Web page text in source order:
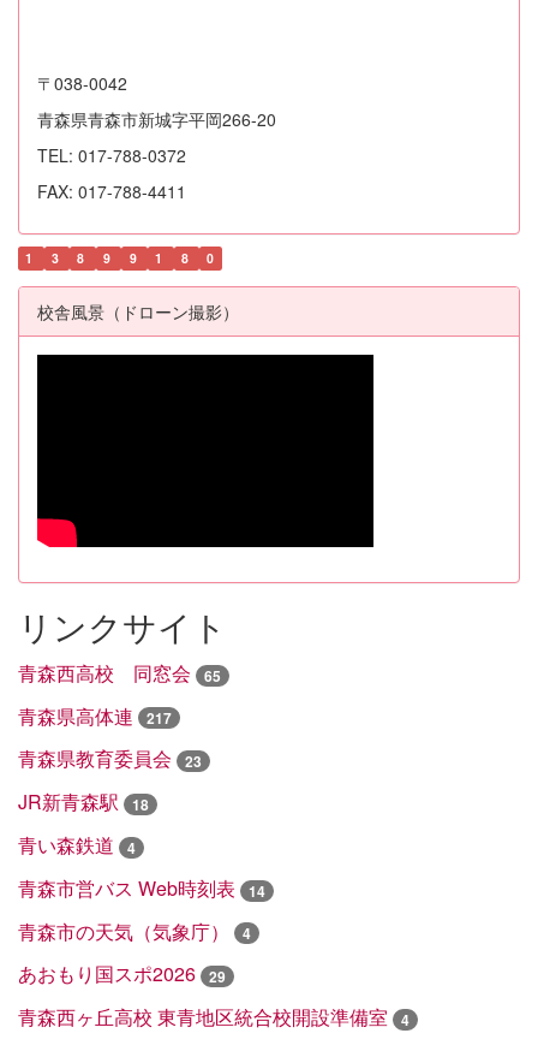
〒038-0042
青森県青森市新城字平岡266-20
TEL: 017-788-0372
FAX: 017-788-4411
1 3 8 9 9 1 8 0
校舎風景（ドローン撮影）
リンクサイト
青森西高校 同窓会 65
青森県高体連 217
青森県教育委員会 23
JR新青森駅 18
青い森鉄道 4
青森市営バス Web時刻表 14
青森市の天気（気象庁） 4
あおもり国スポ2026 29
青森西ヶ丘高校 東青地区統合校開設準備室 4